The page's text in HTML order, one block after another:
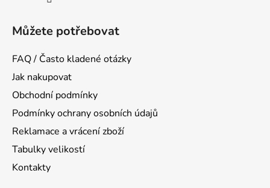
Můžete potřebovat
FAQ / Často kladené otázky
Jak nakupovat
Obchodní podmínky
Podmínky ochrany osobních údajů
Reklamace a vrácení zboží
Tabulky velikostí
Kontakty